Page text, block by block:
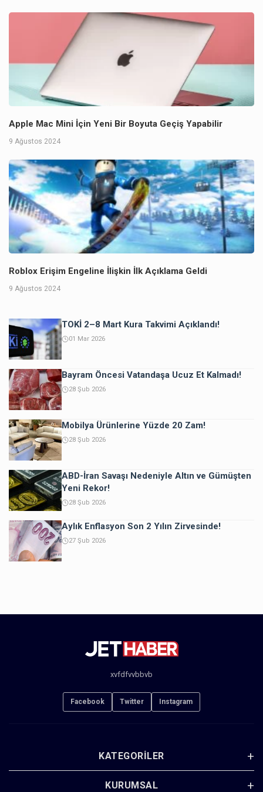
Apple Mac Mini İçin Yeni Bir Boyuta Geçiş Yapabilir
9 Ağustos 2024
Roblox Erişim Engeline İlişkin İlk Açıklama Geldi
9 Ağustos 2024
TOKİ 2–8 Mart Kura Takvimi Açıklandı!
01 Mar 2026
Bayram Öncesi Vatandaşa Ucuz Et Kalmadı!
28 Şub 2026
Mobilya Ürünlerine Yüzde 20 Zam!
28 Şub 2026
ABD-İran Savaşı Nedeniyle Altın ve Gümüşten
Yeni Rekor!
28 Şub 2026
Aylık Enflasyon Son 2 Yılın Zirvesinde!
27 Şub 2026
xvfdfvvbbvb
Facebook Twitter Instagram
KATEGORILER
KURUMSAL